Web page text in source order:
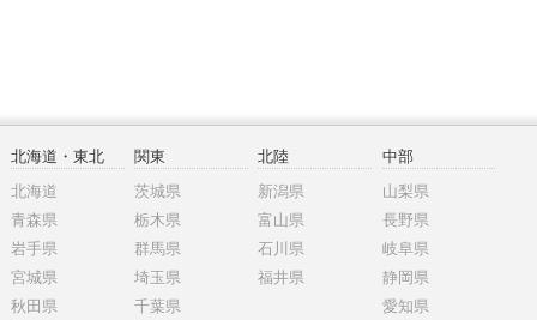
北海道・東北
北海道
青森県
岩手県
宮城県
秋田県
関東
茨城県
栃木県
群馬県
埼玉県
千葉県
北陸
新潟県
富山県
石川県
福井県
中部
山梨県
長野県
岐阜県
静岡県
愛知県